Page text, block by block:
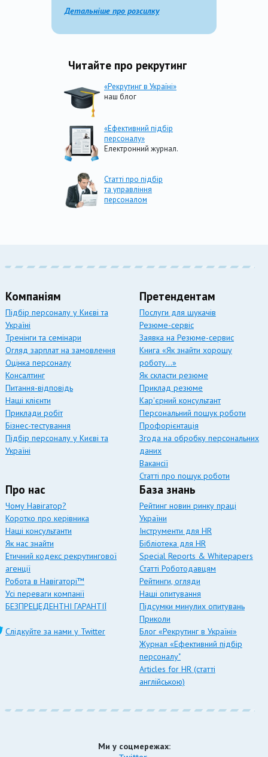
Детальніше про розсилку
Читайте про рекрутинг
«Рекрутинг в Україні»
наш блог
«Ефективний підбір
персоналу»
Електронний журнал.
Статті про підбір
та управління
персоналом
Компаніям
Підбір персоналу у Києві та
Україні
Тренінги та семінари
Огляд зарплат на замовлення
Оцінка персоналу
Консалтинг
Питання-відповідь
Наші клієнти
Приклади робіт
Бізнес-тестування
Підбір персоналу у Києві та
Україні
Претендентам
Послуги для шукачів
Резюме-сервіс
Заявка на Резюме-сервис
Книга «Як знайти хорошу
роботу…»
Як скласти резюме
Приклад резюме
Кар'єрний консультант
Персональний пошук роботи
Профорієнтація
Згода на обробку персональних
даних
Вакансії
Статті про пошук роботи
Про нас
Чому Навігатор?
Коротко про керівника
Наші консультанти
Як нас знайти
Етичний кодекс рекрутингової
агенції
Робота в Навігаторі™
Усі переваги компанії
БЕЗПРЕЦЕДЕНТНІ ГАРАНТІЇ
Слідкуйте за нами у Twitter
База знань
Рейтинг новин ринку праці
України
Інструменти для HR
Бібліотека для HR
Special Reports & Whitepapers
Статті Роботодавцям
Рейтинги, огляди
Наші опитування
Підсумки минулих опитувань
Приколи
Блог «Рекрутинг в Україні»
Журнал «Ефективний підбір
персоналу"
Articles for HR (статті
англійською)
Ми у соцмережах: